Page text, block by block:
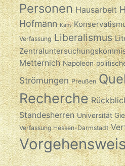
Personen Hausarbeit
Hofmann Kant
Verfassung Liberalismus
Metternich Napoleon
Strömungen Preußen
Recherche
Standesherren Universität
Verfassung Hessen-Darmstadt